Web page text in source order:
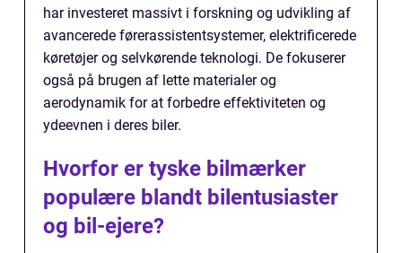
har investeret massivt i forskning og udvikling af
avancerede førerassistentsystemer, elektrificerede
køretøjer og selvkørende teknologi. De fokuserer
også på brugen af lette materialer og
aerodynamik for at forbedre effektiviteten og
ydeevnen i deres biler.
Hvorfor er tyske bilmærker
populære blandt bilentusiaster
og bil-ejere?